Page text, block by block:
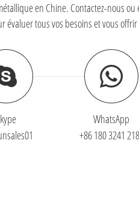
en Chine. Contactez-nous
tous vos besoins et vous
WhatsApp
+86 180 3241